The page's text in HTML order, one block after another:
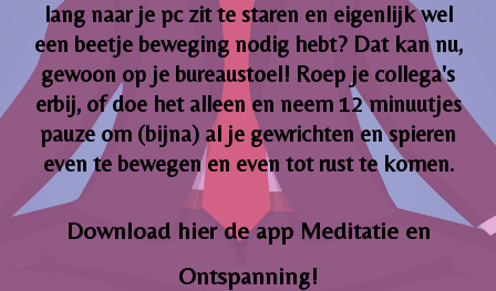
lang naar je pc zit te staren en eigenlijk wel
een beetje beweging nodig hebt? Dat kan nu,
gewoon op je bureaustoel! Roep je collega's
erbij, of doe het alleen en neem 12 minuutjes
pauze om (bijna) al je gewrichten en spieren
even te bewegen en even tot rust te komen.
Download hier de app Meditatie en
Ontspanning!